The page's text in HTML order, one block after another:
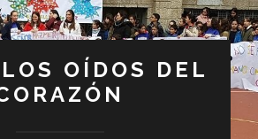
OÍDOS DEL